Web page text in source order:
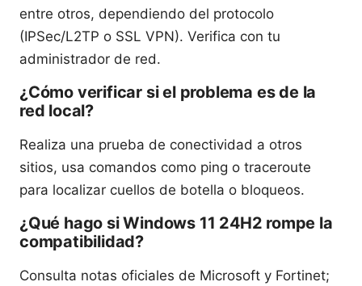
entre otros, dependiendo del protocolo
(IPSec/L2TP o SSL VPN). Verifica con tu
administrador de red.
¿Cómo verificar si el problema es de la
red local?
Realiza una prueba de conectividad a otros
sitios, usa comandos como ping o traceroute
para localizar cuellos de botella o bloqueos.
¿Qué hago si Windows 11 24H2 rompe la
compatibilidad?
Consulta notas oficiales de Microsoft y Fortinet;